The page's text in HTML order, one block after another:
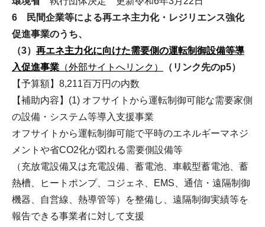
6 民間企業等による再エネ主力化・レジリエンス強化
促進事業のうち、
（3） 再エネ主力化に向けた需要側の運転制御設備等導
入促進事業 （外部サイトへリンク）
（リンク先のp5）
【予算額】8,211百万円の内数
【補助内容】(1) オフサイトから運転制御可能な需要家側
の設備・システム等導入支援事業
オフサイトから運転制御可能で平時のエネルギーマネジ
メントや省CO2化が図れる需要側設備等
（充放電設備又は充電設備、蓄電池、車載型蓄電池、蓄
熱槽、ヒートポンプ、コジェネ、EMS、通信・遠隔制御
機器、自営線、熱導管等）を整備し、遠隔制御実績等を
報告できる事業者に対して支援